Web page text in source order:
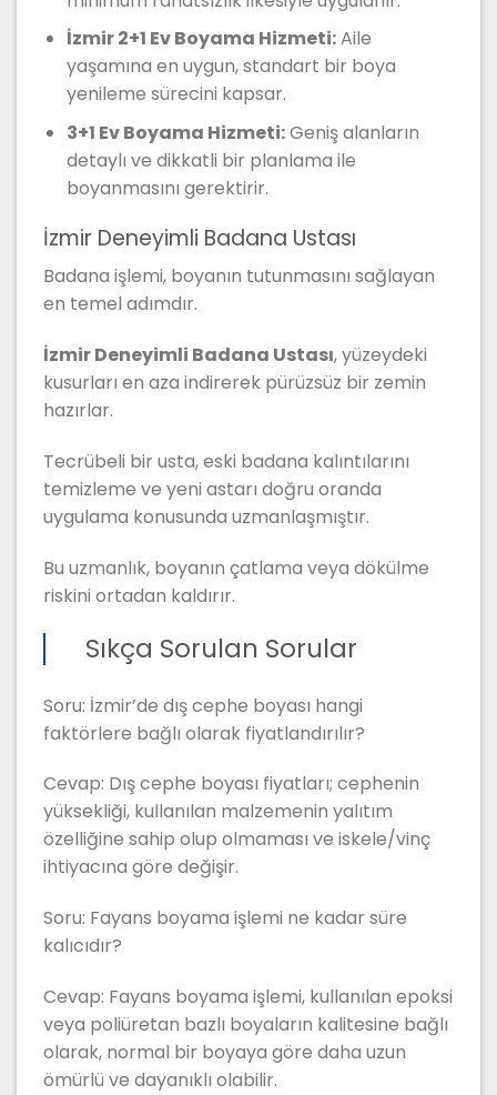
İzmir 2+1 Ev Boyama Hizmeti:Aile
yaşamına en uygun, standart bir boya
yenileme sürecini kapsar.
3+1 Ev Boyama Hizmeti:Geniş alanların
detaylı ve dikkatli bir planlama ile
boyanmasını gerektirir.
İzmir Deneyimli Badana Ustası
Badana işlemi, boyanın tutunmasını sağlayan
en temel adımdır.
İzmir Deneyimli Badana Ustası, yüzeydeki
kusurları en aza indirerek pürüzsüz bir zemin
hazırlar.
Tecrübeli bir usta, eski badana kalıntılarını
temizleme ve yeni astarı doğru oranda
uygulama konusunda uzmanlaşmıştır.
Bu uzmanlık, boyanın çatlama veya dökülme
riskini ortadan kaldırır.
Sıkça Sorulan Sorular
Soru: İzmir’de dış cephe boyası hangi
faktörlere bağlı olarak fiyatlandırılır?
Cevap: Dış cephe boyası fiyatları; cephenin
yüksekliği, kullanılan malzemenin yalıtım
özelliğine sahip olup olmaması ve iskele/vinç
ihtiyacına göre değişir.
Soru: Fayans boyama işlemi ne kadar süre
kalıcıdır?
Cevap: Fayans boyama işlemi, kullanılan epoksi
veya poliüretan bazlı boyaların kalitesine bağlı
olarak, normal bir boyaya göre daha uzun
ömürlü ve dayanıklı olabilir.